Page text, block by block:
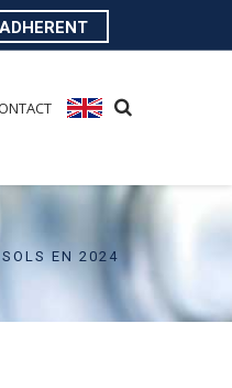
EN 2024